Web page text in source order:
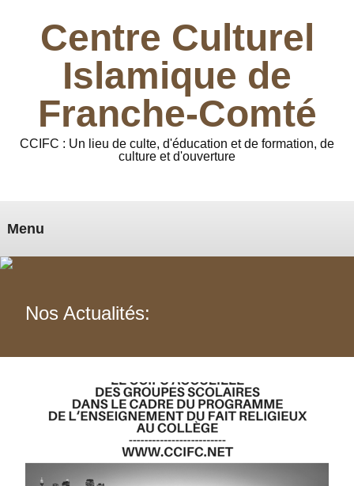
Centre Culturel
Islamique de
Franche-Comté
CCIFC : Un lieu de culte, d'éducation et de formation, de
culture et d'ouverture
Menu
Nos Actualités: